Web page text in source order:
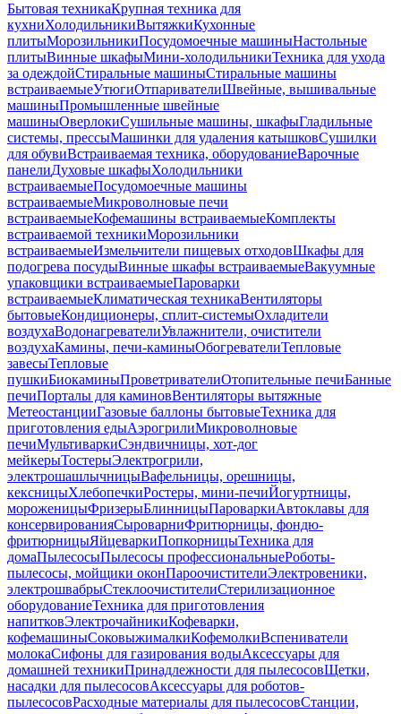
Бытовая техникаКрупная техника для
кухниХолодильникиВытяжкиКухонные
плитыМорозильникиПосудомоечные машиныНастольные
плитыВинные шкафыМини-холодильникиТехника для ухода
за одеждойСтиральные машиныСтиральные машины
встраиваемыеУтюгиОтпаривателиШвейные, вышивальные
машиныПромышленные швейные
машиныОверлокиСушильные машины, шкафыГладильные
системы, прессыМашинки для удаления катышковСушилки
для обувиВстраиваемая техника, оборудованиеВарочные
панелиДуховые шкафыХолодильники
встраиваемыеПосудомоечные машины
встраиваемыеМикроволновые печи
встраиваемыеКофемашины встраиваемыеКомплекты
встраиваемой техникиМорозильники
встраиваемыеИзмельчители пищевых отходовШкафы для
подогрева посудыВинные шкафы встраиваемыеВакуумные
упаковщики встраиваемыеПароварки
встраиваемыеКлиматическая техникаВентиляторы
бытовыеКондиционеры, сплит-системыОхладители
воздухаВодонагревателиУвлажнители, очистители
воздухаКамины, печи-каминыОбогревателиТепловые
завесыТепловые
пушкиБиокаминыПроветривателиОтопительные печиБанные
печиПорталы для каминовВентиляторы вытяжные
МетеостанцииГазовые баллоны бытовыеТехника для
приготовления едыАэрогрилиМикроволновые
печиМультиваркиСэндвичницы, хот-дог
мейкерыТостерыЭлектрогрили,
электрошашлычницыВафельницы, орешницы,
кексницыХлебопечкиРостеры, мини-печиЙогуртницы,
мороженицыФризерыБлинницыПароваркиАвтоклавы для
консервированияСыроварниФритюрницы, фондю-
фритюрницыЯйцеваркиПопкорницыТехника для
домаПылесосыПылесосы профессиональныеРоботы-
пылесосы, мойщики оконПароочистителиЭлектровеники,
электрошвабрыСтеклоочистителиСтерилизационное
оборудованиеТехника для приготовления
напитковЭлектрочайникиКофеварки,
кофемашиныСоковыжималкиКофемолкиВспениватели
молокаСифоны для газирования водыАксессуары для
домашней техникиПринадлежности для пылесосовЩетки,
насадки для пылесосовАксессуары для роботов-
пылесосовРасходные материалы для пылесосовСтанции,